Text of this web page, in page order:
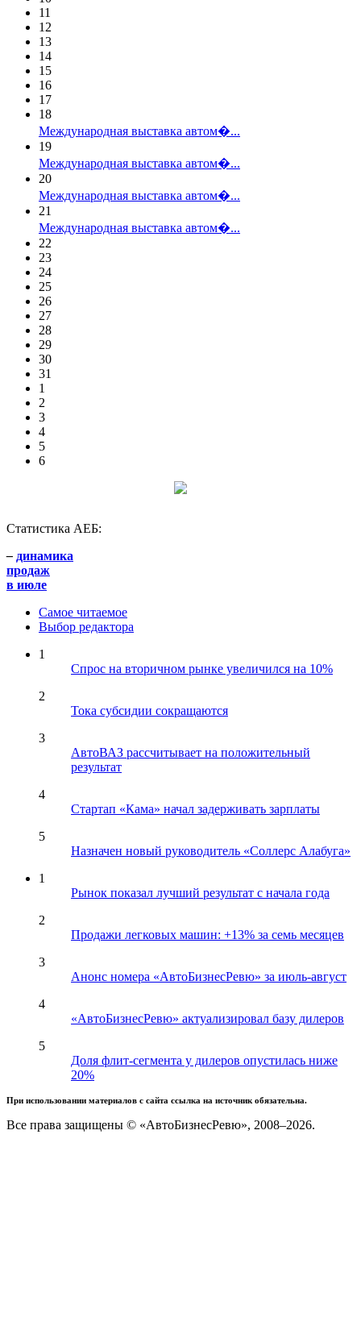
11
12
13
14
15
16
17
18
Международная выставка автом�...
19
Международная выставка автом�...
20
Международная выставка автом�...
21
Международная выставка автом�...
22
23
24
25
26
27
28
29
30
31
1
2
3
4
5
6
Статистика АЕБ:
– динамика
продаж
в июле
Самое читаемое
Выбор редактора
1
Спрос на вторичном рынке увеличился на 10%
2
Тока субсидии сокращаются
3
АвтоВАЗ рассчитывает на положительный
результат
4
Стартап «Кама» начал задерживать зарплаты
5
Назначен новый руководитель «Соллерс Алабуга»
1
Рынок показал лучший результат с начала года
2
Продажи легковых машин: +13% за семь месяцев
3
Анонс номера «АвтоБизнесРевю» за июль-август
4
«АвтоБизнесРевю» актуализировал базу дилеров
5
Доля флит-сегмента у дилеров опустилась ниже
20%
При использовании материалов с сайта ссылка на источник обязательна.
Все права защищены © «АвтоБизнесРевю», 2008–2026.